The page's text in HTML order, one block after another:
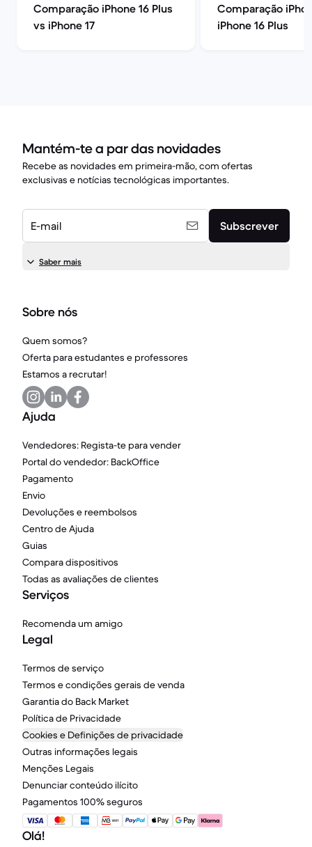
Comparação iPhone 16 Plus
vs iPhone 17
Comparação
iPhone 16 Plus
Mantém-te a par das novidades
Recebe as novidades em primeira-mão, com ofertas
exclusivas e notícias tecnológicas importantes.
E-mail Subscrever
Saber mais
Sobre nós
Quem somos?
Oferta para estudantes e professores
Estamos a recrutar!
Ajuda
Vendedores: Regista-te para vender
Portal do vendedor: BackOffice
Pagamento
Envio
Devoluções e reembolsos
Centro de Ajuda
Guias
Compara dispositivos
Todas as avaliações de clientes
Serviços
Recomenda um amigo
Legal
Termos de serviço
Termos e condições gerais de venda
Garantia do Back Market
Política de Privacidade
Cookies e Definições de privacidade
Outras informações legais
Menções Legais
Denunciar conteúdo ilícito
Pagamentos 100% seguros
Olá!